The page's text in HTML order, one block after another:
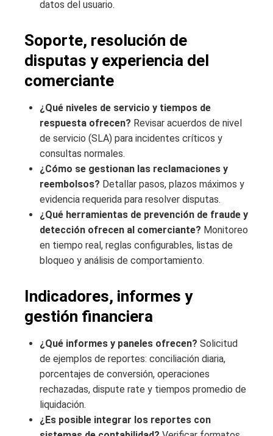
datos del usuario.
Soporte, resolución de
disputas y experiencia del
comerciante
¿Qué niveles de servicio y tiempos de
respuesta ofrecen? Revisar acuerdos de nivel
de servicio (SLA) para incidentes críticos y
consultas normales.
¿Cómo se gestionan las reclamaciones y
reembolsos? Detallar pasos, plazos máximos y
evidencia requerida para resolver disputas.
¿Qué herramientas de prevención de fraude y
detección ofrecen al comerciante? Monitoreo
en tiempo real, reglas configurables, listas de
bloqueo y análisis de comportamiento.
Indicadores, informes y
gestión financiera
¿Qué informes y paneles ofrecen? Solicitud
de ejemplos de reportes: conciliación diaria,
porcentajes de conversión, operaciones
rechazadas, dispute rate y tiempos promedio de
liquidación.
¿Es posible integrar los reportes con